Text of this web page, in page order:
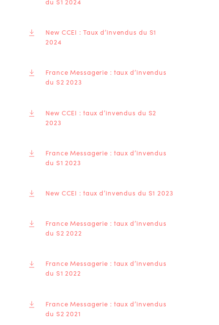
du S1 2024
New CCEI : Taux d’invendus du S1
2024
France Messagerie : taux d’invendus
du S2 2023
New CCEI : taux d’invendus du S2
2023
France Messagerie : taux d’invendus
du S1 2023
New CCEI : taux d’invendus du S1 2023
France Messagerie : taux d’invendus
du S2 2022
France Messagerie : taux d’invendus
du S1 2022
France Messagerie : taux d’invendus
du S2 2021